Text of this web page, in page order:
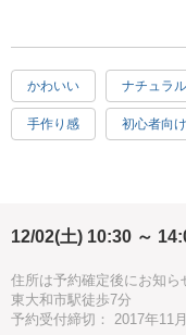
ハーバリウムオイル
ガラスボトル 大小 ２本
ドライフラワー
Herbariumシール
＊講座内容は変更になる場
かわいい ナチュラル
手作り感 初心者向け
12/02(土) 10:30 ～
住所は予約確定後にお知ら
東大和市駅徒歩7分
予約受付締切： 2017年11